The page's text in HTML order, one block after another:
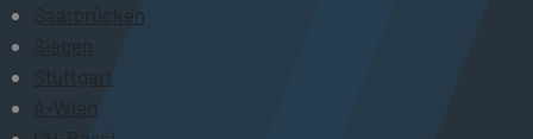
Saarbrücken
Siegen
Stuttgart
A-Wien